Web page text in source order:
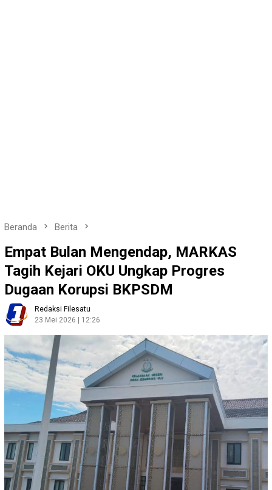
Beranda Berita
Empat Bulan Mengendap, MARKAS
Tagih Kejari OKU Ungkap Progres
Dugaan Korupsi BKPSDM
Redaksi Filesatu
23 Mei 2026 | 12:26